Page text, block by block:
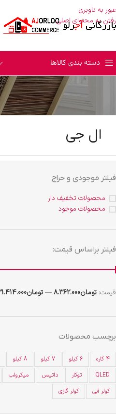
عبور به ناوبری
رفتن به محتوای اصلی
دسته بندی کالاها
ال جی
فیلتر موجودی و حراج
محصولات تخفیف دار
محصولات موجود
فیلتر براساس قیمت:
قيمت: تومان8.362.000 —تومان31.414.000
برچسب محصولات
4 کاره 6 کیلو 7 کیلو 8 کیلو
QLED
توکار داتیس میکرولب
کولر آبی
کولر گازی